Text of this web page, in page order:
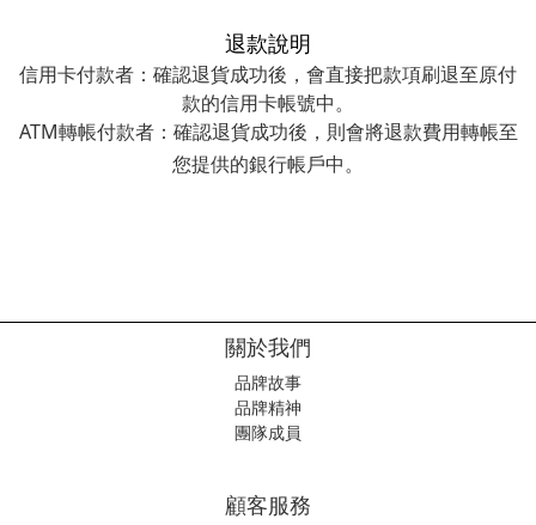
退款說明
信用卡付款者：確認退貨成功後，會直接把款項刷退至原付
款的信用卡帳號中。
ATM轉帳付款者：確認退貨成功後，則會將退款費用轉帳至
您提供的銀行帳戶中。
關於我們
品牌故事
品牌精神
團隊成員
顧客服務